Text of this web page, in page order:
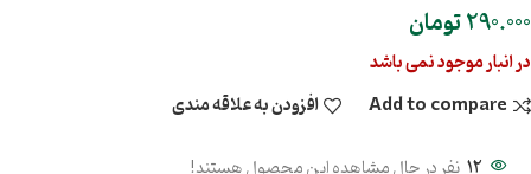
290.000تومان
در انبار موجود نمی باشد
Add to compare
افزودن به علاقه مندی